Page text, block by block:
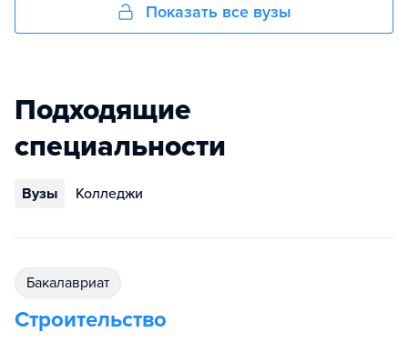
Показать все вузы
Подходящие
специальности
Вузы Колледжи
бакалавриат
Строительство